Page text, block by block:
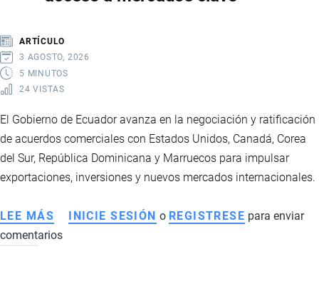
TENDRÁN
ARANCEL
0
BILATERAL
ARTÍCULO
3 AGOSTO, 2026
5 MINUTOS
24 VISTAS
El Gobierno de Ecuador avanza en la negociación y ratificación
de acuerdos comerciales con Estados Unidos, Canadá, Corea
del Sur, República Dominicana y Marruecos para impulsar
exportaciones, inversiones y nuevos mercados internacionales.
LEE MÁS SOBRE
ECUADOR
INICIE SESIÓN o REGISTRESE para enviar
comentarios